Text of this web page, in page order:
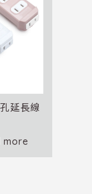
延長線
more